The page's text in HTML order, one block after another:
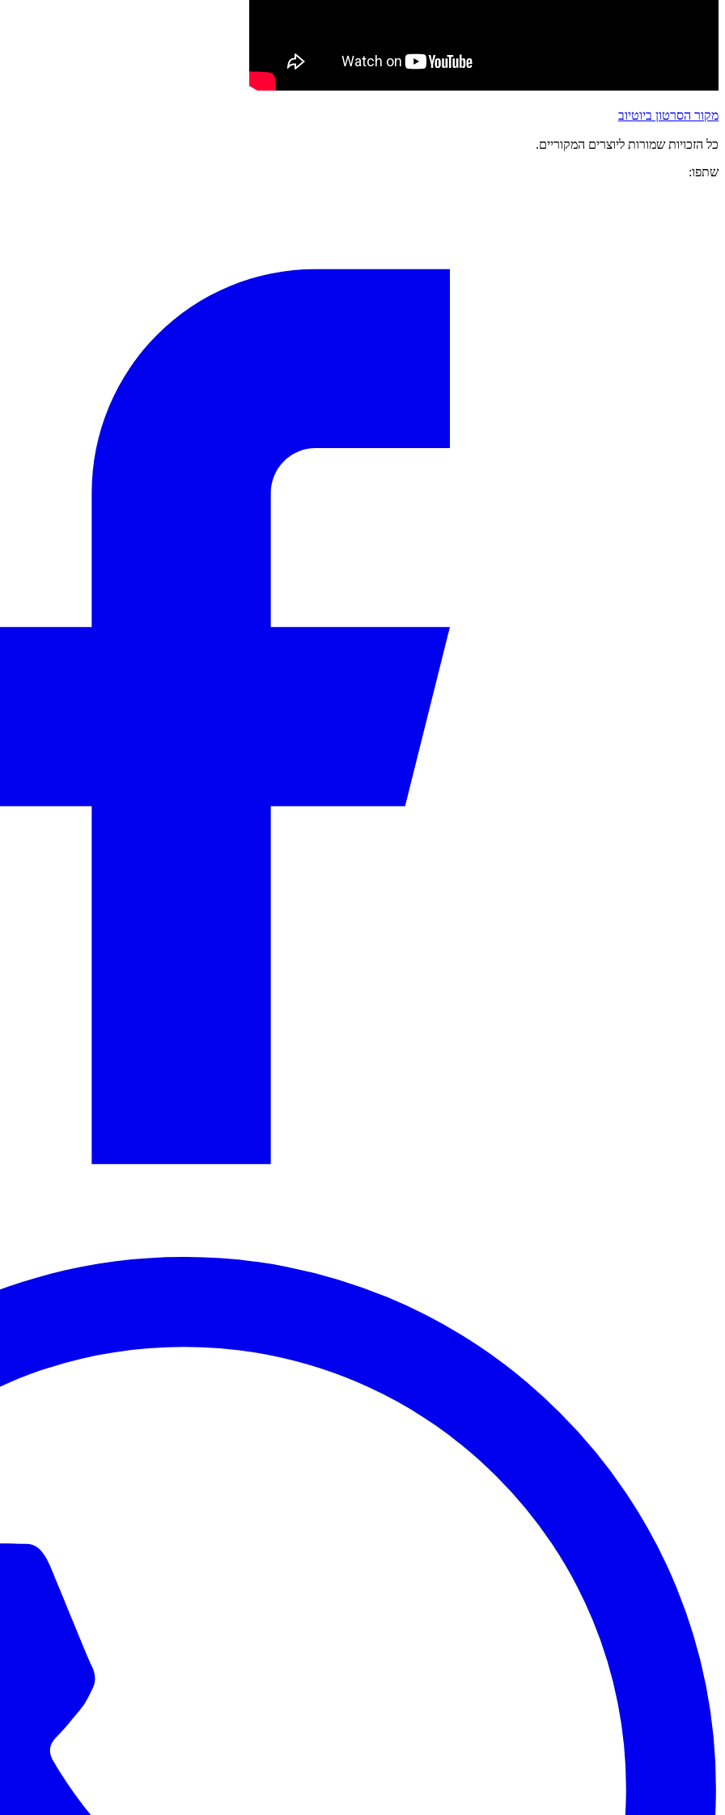
מקור הסרטון ביוטיוב
כל הזכויות שמורות ליוצרים המקוריים.
שתפו: